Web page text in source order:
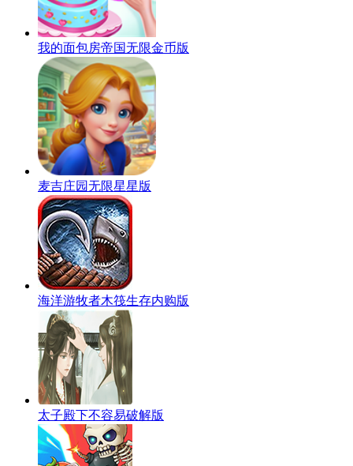
我的面包房帝国无限金币版
麦吉庄园无限星星版
海洋游牧者木筏生存内购版
太子殿下不容易破解版